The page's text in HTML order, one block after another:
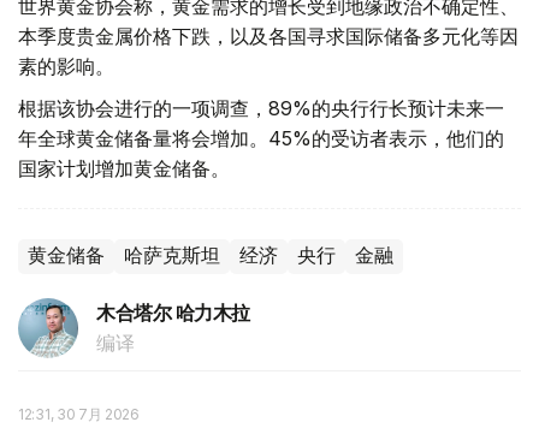
世界黄金协会称，黄金需求的增长受到地缘政治不确定性、
本季度贵金属价格下跌，以及各国寻求国际储备多元化等因
素的影响。
根据该协会进行的一项调查，89%的央行行长预计未来一
年全球黄金储备量将会增加。45%的受访者表示，他们的
国家计划增加黄金储备。
黄金储备 哈萨克斯坦 经济 央行 金融
木合塔尔 哈力木拉
编译
12:31, 30 7月 2026